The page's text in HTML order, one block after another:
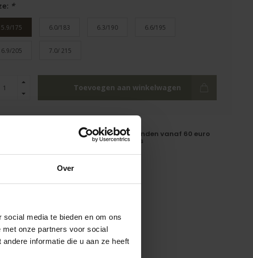
Over
media te bieden en om ons
onze partners voor social
informatie die u aan ze heeft
*
5.9/175 6.0/183 6.3/190 6.6/195
6.9/205 7.0/ 215
Toevoegen aan winkelwagen
Verzenden vanaf 60 euro
gratis